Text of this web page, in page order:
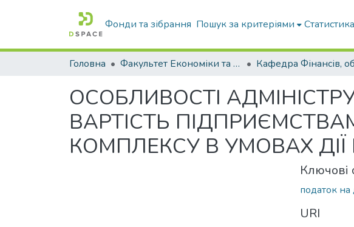
Фонди та зібрання Пошук за критеріями Статистика
Головна Факультет Економіки та бізнесу
ОСОБЛИВОСТІ
ВАРТІСТЬ
КОМПЛЕКСУ В УМОВАХ
Ключові
податок на
URI